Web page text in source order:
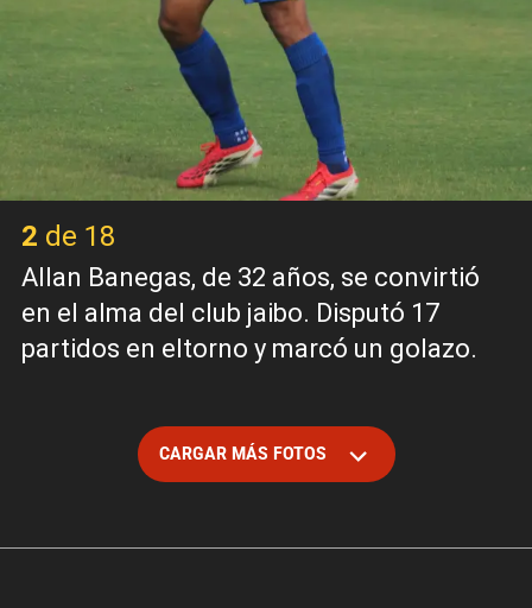
2 de 18
Allan Banegas, de 32 años, se convirtió
en el alma del club jaibo. Disputó 17
partidos en eltorno y marcó un golazo.
CARGAR MÁS FOTOS